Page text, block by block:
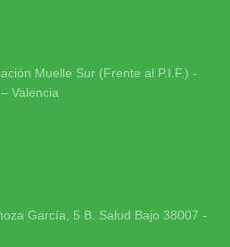
Muelle Sur (Frente al P.I.F.) -
Valencia
García, 5 B. Salud Bajo 38007 -